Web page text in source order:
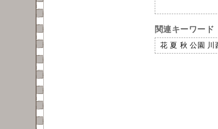
関連キーワード
花 夏 秋 公園 川